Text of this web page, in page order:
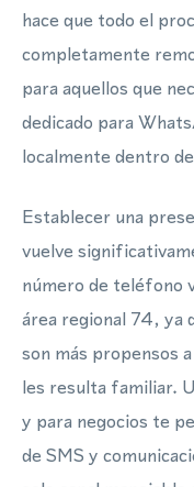
hace que todo el
completamente
para aquellos que
dedicado para
localmente dentro
Establecer una
vuelve
número de teléfono
área regional 74, ya
son más propensos
les resulta familiar.
y para negocios te
de SMS y